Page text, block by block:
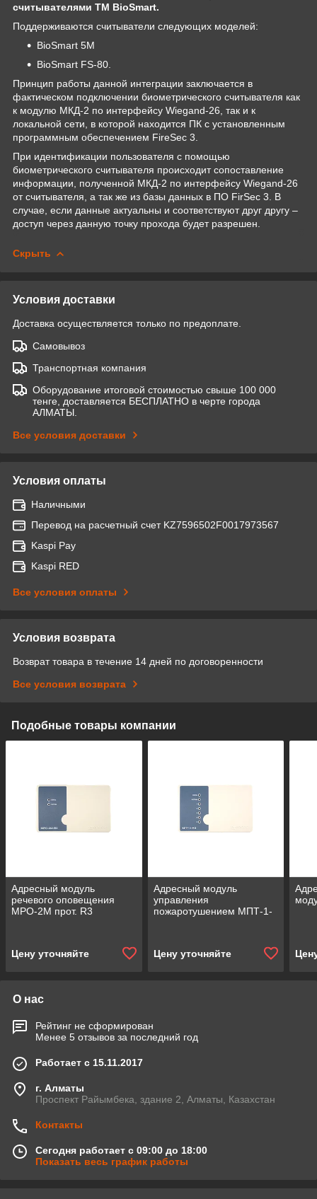
считывателями ТМ BioSmart.
Поддерживаются считыватели следующих моделей:
BioSmart 5M
BioSmart FS-80.
Принцип работы данной интеграции заключается в
фактическом подключении биометрического считывателя как
к модулю МКД-2 по интерфейсу Wiegand-26, так и к
локальной сети, в которой находится ПК с установленным
программным обеспечением FireSec 3.
При идентификации пользователя с помощью
биометрического считывателя происходит сопоставление
информации, полученной МКД-2 по интерфейсу Wiegand-26
от считывателя, а так же из базы данных в ПО FirSec 3. В
случае, если данные актуальны и соответствуют друг другу –
доступ через данную точку прохода будет разрешен.
Скрыть
Условия доставки
Доставка осуществляется только по предоплате.
Самовывоз
Транспортная компания
Оборудование итоговой стоимостью свыше 100 000
тенге, доставляется БЕСПЛАТНО в черте города
АЛМАТЫ.
Все условия доставки
Условия оплаты
Наличными
Перевод на расчетный счет KZ7596502F0017973567
Kaspi Pay
Kaspi RED
Все условия оплаты
Условия возврата
Возврат товара в течение 14 дней по договоренности
Все условия возврата
Подобные товары компании
Адресный модуль
речевого оповещения
МРО-2М прот. R3
Цену уточняйте
Адресный модуль
управления
пожаротушением МПТ-1-
Цену уточняйте
О нас
Рейтинг не сформирован
Менее 5 отзывов за последний год
Работает с 15.11.2017
г. Алматы
Проспект Райымбека, здание 2, Алматы, Казахстан
Контакты
Сегодня работает с 09:00 до 18:00
Показать весь график работы